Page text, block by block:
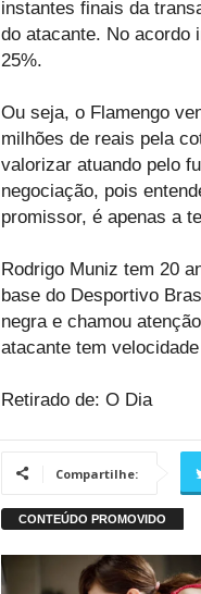
instantes finais da
do atacante. No acordo
25%.
Ou seja, o Flamengo
milhões de reais pela
valorizar atuando pelo
negociação, pois
promissor, é apenas a
Rodrigo Muniz tem 20
base do Desportivo
negra e chamou
atacante tem
Retirado de: O Dia
Compartilhe: